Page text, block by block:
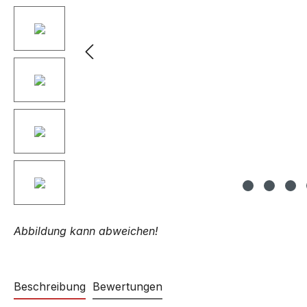
Abbildung kann abweichen!
Beschreibung Bewertungen